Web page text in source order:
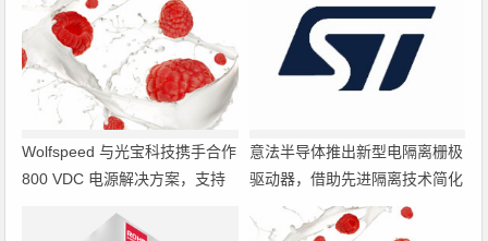
Wolfspeed 与光宝科技携手合作
800 VDC 电源解决方案，支持
意法半导体推出新型电隔离栅极
驱动器，借助先进隔离技术简化
电源设计